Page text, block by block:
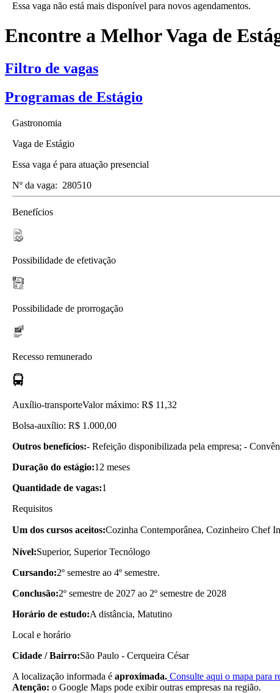
Essa vaga não está mais disponível para novos agendamentos.
Encontre a Melhor Vaga de
Filtro de vagas
Programas de Estágio
Gastronomia
Vaga de Estágio
Essa vaga é para atuação presencial
Nº da vaga: 280510
Benefícios
Possibilidade de efetivação
Possibilidade de prorrogação
Recesso remunerado
Auxílio-transporteValor máximo: R$ 11,32
Bolsa-auxílio: R$ 1.000,00
Outros benefícios:- Refeição disponibilizada pela empresa; -
Duração do estágio:12 meses
Quantidade de vagas:1
Requisitos
Um dos cursos aceitos:Cozinha Contemporânea, Cozinheiro Chef
Nível:Superior, Superior Tecnólogo
Cursando:2º semestre ao 4º semestre.
Conclusão:2º semestre de 2027 ao 2º semestre de 2028
Horário de estudo:A distância, Matutino
Local e horário
Cidade / Bairro:São Paulo - Cerqueira César
A localização informada é aproximada. Consulte aqui o mapa para
Atenção: o Google Maps pode exibir outras empresas na região.